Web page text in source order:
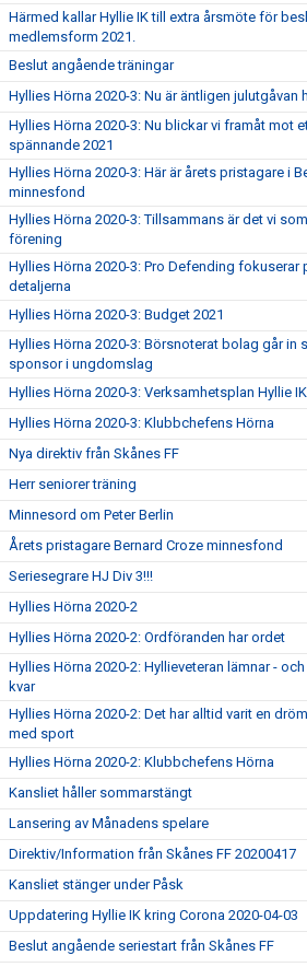
Härmed kallar Hyllie IK till extra årsmöte för
medlemsform 2021.
Beslut angående träningar
Hyllies Hörna 2020-3: Nu är äntligen julutgåvan
Hyllies Hörna 2020-3: Nu blickar vi framåt mot
spännande 2021
Hyllies Hörna 2020-3: Här är årets pristagare i
minnesfond
Hyllies Hörna 2020-3: Tillsammans är det vi
förening
Hyllies Hörna 2020-3: Pro Defending fokuserar
detaljerna
Hyllies Hörna 2020-3: Budget 2021
Hyllies Hörna 2020-3: Börsnoterat bolag går in
sponsor i ungdomslag
Hyllies Hörna 2020-3: Verksamhetsplan Hyllie
Hyllies Hörna 2020-3: Klubbchefens Hörna
Nya direktiv från Skånes FF
Herr seniorer träning
Minnesord om Peter Berlin
Årets pristagare Bernard Croze minnesfond
Seriesegrare HJ Div 3!!!
Hyllies Hörna 2020-2
Hyllies Hörna 2020-2: Ordföranden har ordet
Hyllies Hörna 2020-2: Hyllieveteran lämnar -
kvar
Hyllies Hörna 2020-2: Det har alltid varit en
med sport
Hyllies Hörna 2020-2: Klubbchefens Hörna
Kansliet håller sommarstängt
Lansering av Månadens spelare
Direktiv/Information från Skånes FF 20200417
Kansliet stänger under Påsk
Uppdatering Hyllie IK kring Corona 2020-04-03
Beslut angående seriestart från Skånes FF